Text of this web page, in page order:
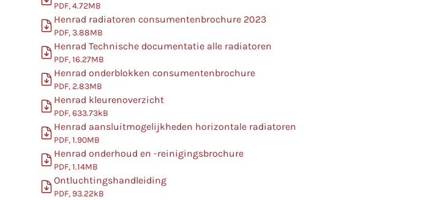
PDF, 4.72MB
Henrad radiatoren consumentenbrochure 2023
PDF, 3.88MB
Henrad Technische documentatie alle radiatoren
PDF, 16.27MB
Henrad onderblokken consumentenbrochure
PDF, 2.83MB
Henrad kleurenoverzicht
PDF, 633.73kB
Henrad aansluitmogelijkheden horizontale radiatoren
PDF, 1.90MB
Henrad onderhoud en -reinigingsbrochure
PDF, 1.14MB
Ontluchtingshandleiding
PDF, 93.22kB